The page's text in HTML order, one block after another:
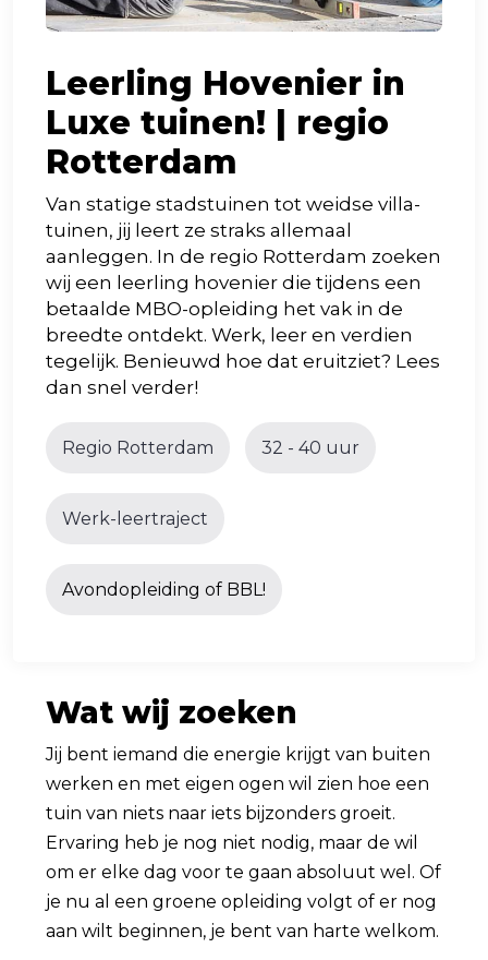
Leerling Hovenier in
Luxe tuinen! | regio
Rotterdam
Van statige stadstuinen tot weidse villa-
tuinen, jij leert ze straks allemaal
aanleggen. In de regio Rotterdam zoeken
wij een leerling hovenier die tijdens een
betaalde MBO-opleiding het vak in de
breedte ontdekt. Werk, leer en verdien
tegelijk. Benieuwd hoe dat eruitziet? Lees
dan snel verder!
Regio Rotterdam 32 - 40 uur
Werk-leertraject
Avondopleiding of BBL!
Wat wij zoeken
Jij bent iemand die energie krijgt van buiten
werken en met eigen ogen wil zien hoe een
tuin van niets naar iets bijzonders groeit.
Ervaring heb je nog niet nodig, maar de wil
om er elke dag voor te gaan absoluut wel. Of
je nu al een groene opleiding volgt of er nog
aan wilt beginnen, je bent van harte welkom.